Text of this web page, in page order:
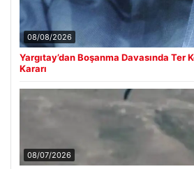
08/08/2026
Yargıtay’dan Boşanma Davasında Ter
Kararı
08/07/2026